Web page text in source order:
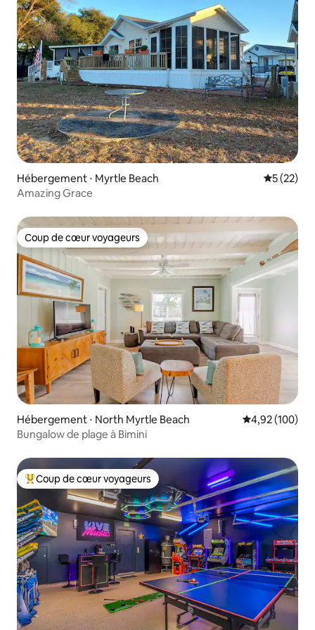
Hébergement ⋅ Myrtle Beach
5 (22)
Amazing Grace
Coup de cœur voyageurs
Coup de cœur voyageurs
Hébergement ⋅ North Myrtle Beach Évaluation
4,92 (100)
Bungalow de plage à Bimini
Coups de cœur voyageurs les plus appréciés
Coup de cœur voyageurs